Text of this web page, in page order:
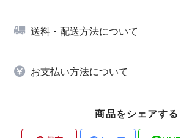
送料・配送方法について
お支払い方法について
商品をシェアする